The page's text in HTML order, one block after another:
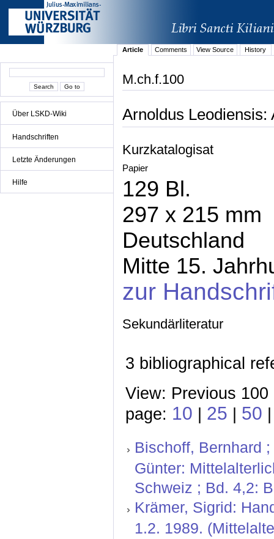
Über LSKD-Wiki
Handschriften
Letzte Änderungen
Hilfe
Article Comments View Source History
M.ch.f.100
Arnoldus Leodiensis:
Kurzkatalogisat
Papier
129 Bl.
297 x 215 mm
Deutschland
Mitte 15.
zur
Sekundärliteratur
3 bibliographical
View: Previous
page: 10 | 25 | 50
Bischoff, Bernhard
Günter:
Schweiz ; Bd. 4,2:
Krämer, Sigrid:
1.2. 1989.